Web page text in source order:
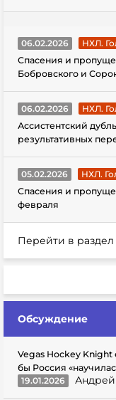
06.02.2026
НХЛ.
Спасения и
Бобровского и
06.02.2026
НХЛ.
Ассистентский
результативных
05.02.2026
НХЛ.
Спасения и
февраля
Перейти в раздел
Обсуждение
Vegas Hockey
бы Россия
19.01.2026